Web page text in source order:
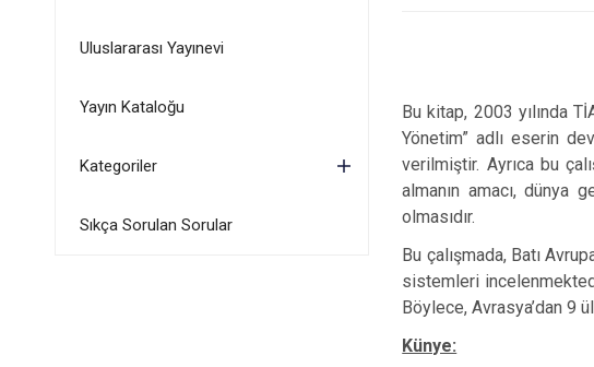
Uluslararası Yayınevi
Yayın Kataloğu
Kategoriler
Sıkça Sorulan Sorular
Bu kitap, 2003 yılında
Yönetim” adlı eserin
verilmiştir. Ayrıca bu
almanın amacı,
olmasıdır.
Bu çalışmada, Batı
sistemleri
Böylece, Avrasya’dan 9
Künye: